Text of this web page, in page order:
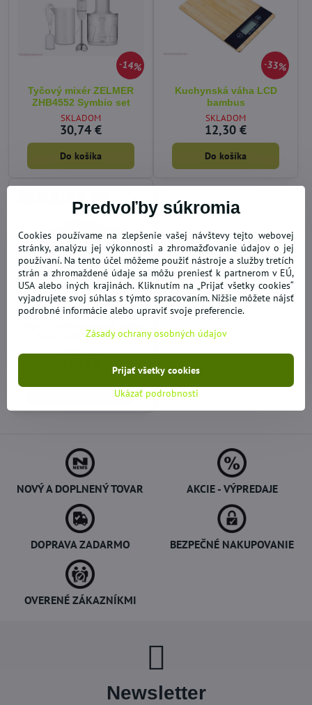
14%
Tyčový mixér ZELMER
ZHB4552 Symbio set
SKLADOM
30,74 €
Do košíka
33%
Kuchynská váha LCD
bambus
SKLADOM
12,30 €
Do košíka
10%
Salter 3003SSSVDR
VYPREDANÉ
Zobraziť
NOVÝ A DOPLNENÝ TOVAR AKCIE - VÝPREDAJE
DOPRAVA ZADARMO BEZPEČNÉ NAKUPOVANIE
OVERENÉ ZÁKAZNÍKMI
Newsletter
Predvoľby súkromia
Cookies používame na zlepšenie vašej návštevy tejto webovej
stránky, analýzu jej výkonnosti a zhromažďovanie údajov o jej
používaní. Na tento účel môžeme použiť nástroje a služby tretích
strán a zhromaždené údaje sa môžu preniesť k partnerom v EÚ,
USA alebo iných krajinách. Kliknutím na „Prijať všetky cookies“
vyjadrujete svoj súhlas s týmto spracovaním. Nižšie môžete nájsť
podrobné informácie alebo upraviť svoje preferencie.
Zásady ochrany osobných údajov
Ukázať podrobnosti
Prijať všetky cookies